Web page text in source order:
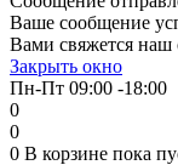
Ваше сообщение
Вами свяжется наш
Закрыть окно
Пн-Пт 09:00 -18:00
0
0
0 В корзине пока